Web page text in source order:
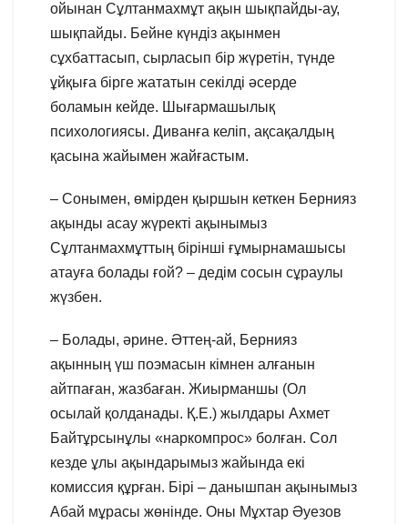
ойынан Сұлтанмахмұт ақын шықпайды-ау,
шықпайды. Бейне күндіз ақынмен
сұхбаттасып, сырласып бір жүретін, түнде
ұйқыға бірге жататын секілді әсерде
боламын кейде. Шығармашылық
психологиясы. Диванға келіп, ақсақалдың
қасына жайымен жайғастым.
– Сонымен, өмірден қыршын кеткен Бернияз
ақынды асау жүректі ақынымыз
Сұлтанмахмұттың бірінші ғұмырнамашысы
атауға болады ғой? – дедім сосын сұраулы
жүзбен.
– Болады, әрине. Әттең-ай, Бернияз
ақынның үш поэмасын кімнен алғанын
айтпаған, жазбаған. Жиырманшы (Ол
осылай қолданады. Қ.Е.) жылдары Ахмет
Байтұрсынұлы «наркомпрос» болған. Сол
кезде ұлы ақындарымыз жайында екі
комиссия құрған. Бірі – данышпан ақынымыз
Абай мұрасы жөнінде. Оны Мұхтар Әуезов